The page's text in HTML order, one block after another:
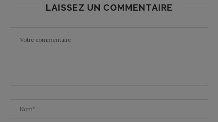
LAISSEZ UN COMMENTAIRE